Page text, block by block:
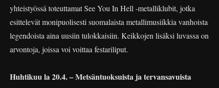
yhteistyössä toteuttamat See You In Hell -metalliklubit, jotka
esittelevät monipuolisesti suomalaista metallimusiikkia vanhoista
legendoista aina uusiin tulokkaisiin. Keikkojen lisäksi luvassa on
arvontoja, joissa voi voittaa festariliput.
Huhtikuu la 20.4. – Metsäntuoksuista ja tervansavuista